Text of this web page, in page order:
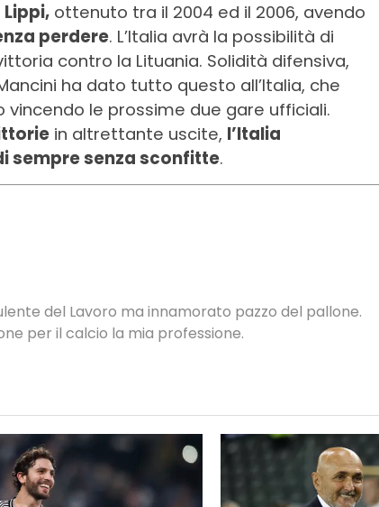
Lippi, ottenuto tra il 2004 ed il 2006, avendo
perdere. L’Italia avrà la possibilità di
contro la Lituania. Solidità difensiva,
ha dato tutto questo all’Italia, che
le prossime due gare ufficiali.
in altrettante uscite, l’Italia
sempre senza sconfitte.
del Lavoro ma innamorato pazzo del pallone.
per il calcio la mia professione.